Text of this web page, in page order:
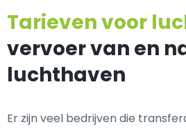
Tarieven voor
vervoer van en
luchthaven
Er zijn veel bedrijven die